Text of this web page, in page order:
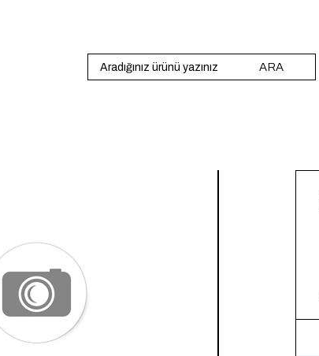
ARA